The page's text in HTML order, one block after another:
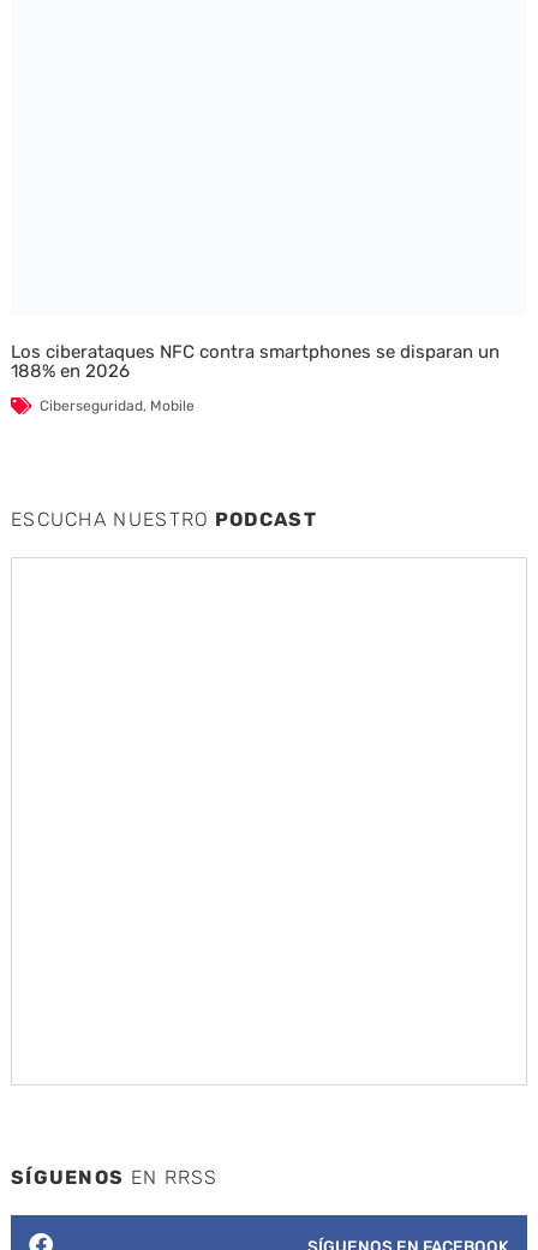
Los ciberataques NFC contra smartphones se disparan un
188% en 2026
Ciberseguridad, Mobile
ESCUCHA NUESTRO PODCAST
SÍGUENOS EN RRSS
SÍGUENOS EN FACEBOOK